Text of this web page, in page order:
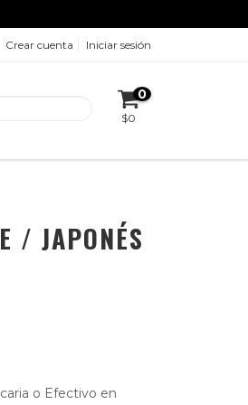
Crear cuenta Iniciar sesión
0
$0
/ JAPONÉS
o Efectivo en